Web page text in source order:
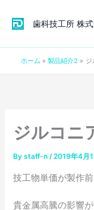
ス
歯科技工所 株
ホーム 製品紹介2 ジ
ジルコニ
Bystaff-n/2019年4月
技工物単価が製作
貴金属高騰の影響